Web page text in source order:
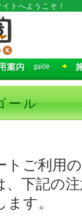
トへようこそ！
ール
トご利用
、下記の
す。